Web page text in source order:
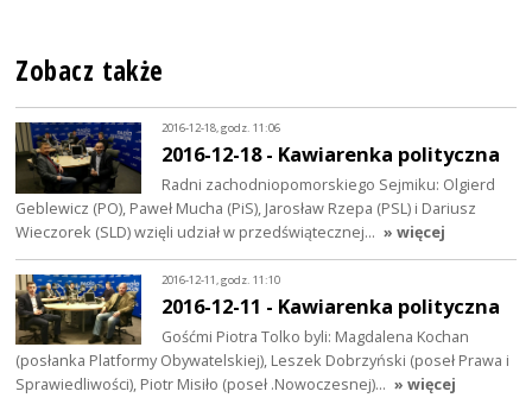
Zobacz także
2016-12-18, godz. 11:06
2016-12-18 - Kawiarenka polityczna
Radni zachodniopomorskiego Sejmiku: Olgierd
Geblewicz (PO), Paweł Mucha (PiS), Jarosław Rzepa (PSL) i Dariusz
Wieczorek (SLD) wzięli udział w przedświątecznej… » więcej
2016-12-11, godz. 11:10
2016-12-11 - Kawiarenka polityczna
Gośćmi Piotra Tolko byli: Magdalena Kochan
(posłanka Platformy Obywatelskiej), Leszek Dobrzyński (poseł Prawa i
Sprawiedliwości), Piotr Misiło (poseł .Nowoczesnej)… » więcej